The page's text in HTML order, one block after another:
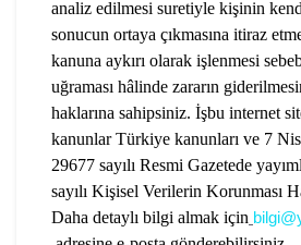
analiz edilmesi suretiyle kişinin
sonucun ortaya çıkmasına itiraz
kanuna aykırı olarak işlenmesi
uğraması hâlinde zararın
haklarına sahipsiniz. İşbu internet
kanunlar Türkiye kanunları ve 7
29677 sayılı Resmi Gazetede
sayılı Kişisel Verilerin Korunması
Daha detaylı bilgi almak için